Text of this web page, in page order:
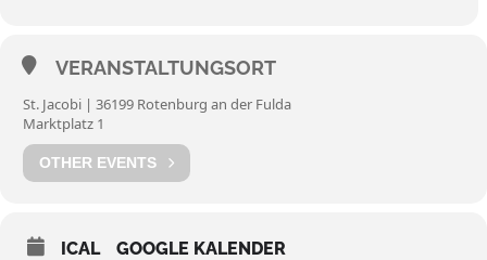
VERANSTALTUNGSORT
St. Jacobi | 36199 Rotenburg an der Fulda
Marktplatz 1
OTHER EVENTS
ICAL GOOGLE KALENDER